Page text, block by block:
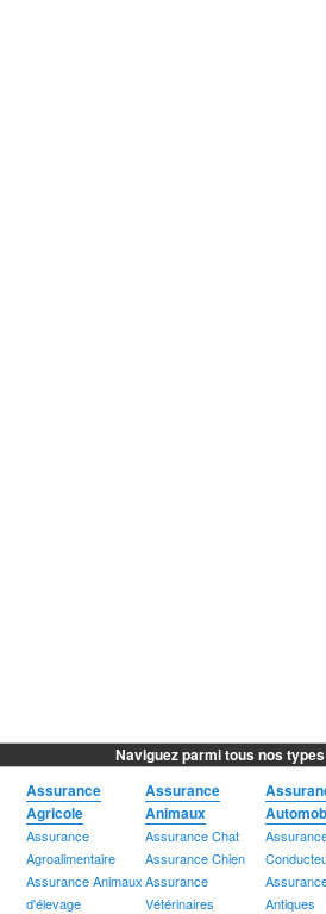
Naviguez parmi tous nos
Assurance
Agricole
Assurance
Agroalimentaire
Assurance Animaux
d'élevage
Assurance
Animaux
Assurance Chat
Assurance Chien
Assurance
Vétérinaires
Antiques